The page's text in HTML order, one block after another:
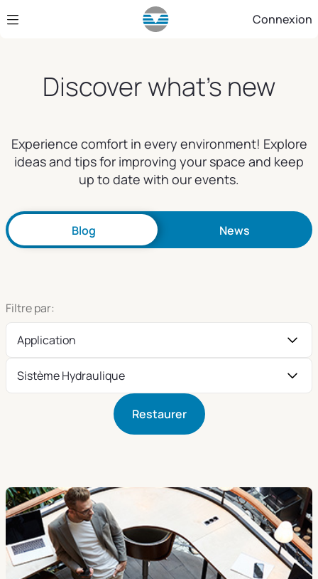
Saut au contenu principal Connexion
Discover what's new
Experience comfort in every environment! Explore
ideas and tips for improving your space and keep
up to date with our events.
Blog News
Filtre par:
Application
Sistème Hydraulique
Restaurer